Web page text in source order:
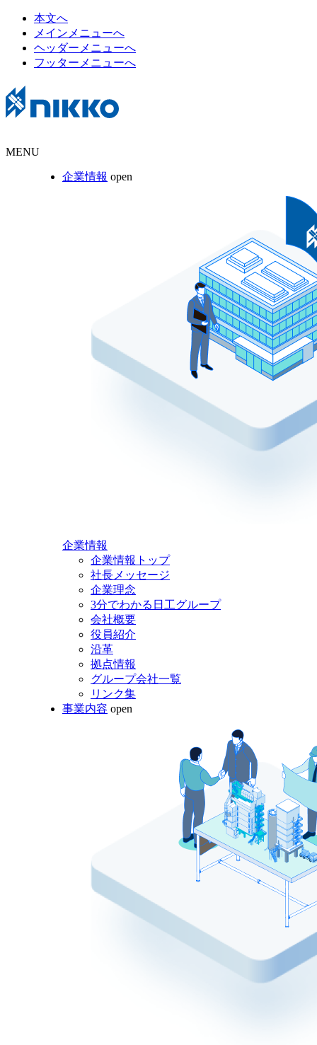
本文へ
メインメニューへ
ヘッダーメニューへ
フッターメニューへ
MENU
企業情報 open
企業情報
企業情報トップ
社長メッセージ
企業理念
3分でわかる日工グループ
会社概要
役員紹介
沿革
拠点情報
グループ会社一覧
リンク集
事業内容 open